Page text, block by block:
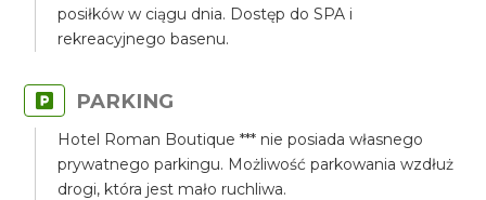
posiłków w ciągu dnia. Dostęp do SPA i
rekreacyjnego basenu.
PARKING
Hotel Roman Boutique *** nie posiada własnego
prywatnego parkingu. Możliwość parkowania wzdłuż
drogi, która jest mało ruchliwa.